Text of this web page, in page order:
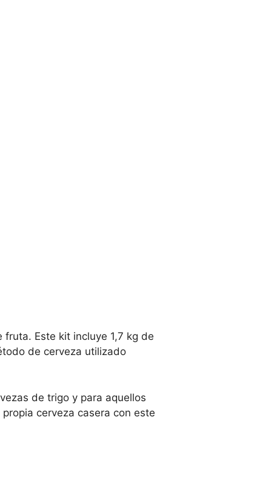
Este kit incluye 1,7 kg de
de cerveza utilizado
de trigo y para aquellos
cerveza casera con este